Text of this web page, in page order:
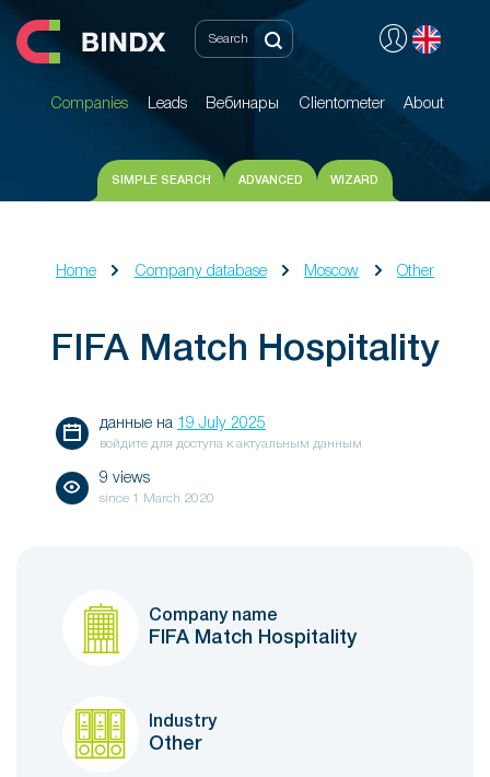
Companies Leads Вебинары Clientometer About
Companies Leads Вебинары Clientometer About
SIMPLE SEARCH ADVANCED WIZARD
Home Company database Moscow Other
FIFA Match Hospitality
данные на 19 July 2025
войдите для доступа к актуальным данным
9 views
since 1 March 2020
Company name
FIFA Match Hospitality
Industry
Other